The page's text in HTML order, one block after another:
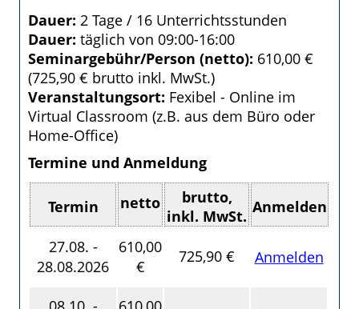
Dauer: 2 Tage / 16 Unterrichtsstunden
Dauer: täglich von 09:00-16:00
Seminargebühr/Person (netto): 610,00 €
(725,90 € brutto inkl. MwSt.)
Veranstaltungsort: Fexibel - Online im
Virtual Classroom (z.B. aus dem Büro oder
Home-Office)
Termine und Anmeldung
Termin netto
brutto,
inkl. MwSt. Anmelden
27.08. -
28.08.2026
610,00
€
725,90 € Anmelden